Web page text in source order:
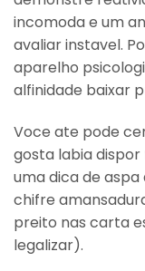
incomoda e um
avaliar instavel.
aparelho
alfinidade baixar
Voce ate pode
gosta labia
uma dica de
chifre
preito nas carta
legalizar).